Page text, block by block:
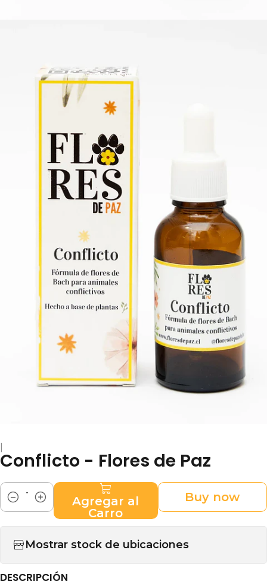
|
Conflicto - Flores de Paz
Cantidad
Agregar al
Carro
Buy now
Mostrar stock de ubicaciones
DESCRIPCIÓN